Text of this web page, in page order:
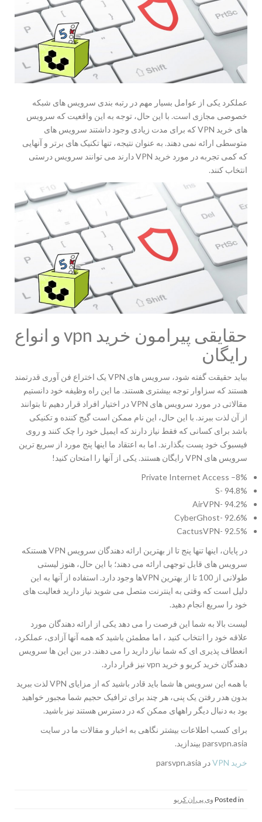
عملکرد یکی از عوامل بسیار مهم در رتبه بندی سرویس های شبکه
خصوصی مجازی است. با این حال، توجه به این واقعیت که سرویس
های خرید VPN که برای مدت زیادی وجود داشتند سرویس های
متوسطی ارائه نمی دهند. به عنوان نتیجه، تنها تکنیک های برتر و آنهایی
که کمی تجربه در مورد خرید VPN دارند می توانند سرویس درستی
انتخاب کنند.
حقایقی پیرامون خرید vpn و انواع
رایگان
بباید حقیقت گفته شود، سرویس های VPN یک اختراع فن آوری قدرتمند
هستند که سزاوار توجه بیشتری هستند. ما این راه وظیفه خود دانستیم
مقالاتی در مورد سرویس های VPN در اختیار افراد قرار دهیم تا بتوانند
از آن لذت ببرند. با این حال، این نام ممکن است گیج کننده و تکنیکی
باشد برای کسانی که فقط نیاز دارند که ایمیل خود را چک کنند و روی
فیسبوک خود پست بگذارند. اما به اعتقاد ما اینها پنج مورد از سریع ترین
سرویس های VPN رایگان هستند. یکی از آنها را امتحان کنید!
Private Internet Access –8%
S- 94.8%
AirVPN- 94.2%
CyberGhost- 92.6%
CactusVPN- 92.5%
در پایان، اینها تنها پنج تا از بهترین ارائه دهندگان سرویس VPN هستنکه
سرویس های قابل توجهی ارائه می دهند؛ با این حال، هنوز لیستی
طولانی از 100 تا از بهترین VPNها وجود دارد. استفاده از آنها به این
دلیل است که وقتی به اینترنت متصل می شوید نیاز دارید فعالیت های
خود را سریع انجام دهید.
لیست بالا به شما این فرصت را می دهد یکی از ارائه دهندگان مورد
علاقه خود را انتخاب کنید ، اما مطمئن باشید که همه آنها آزادی، عملکرد،
انعطاف پذیری ای که شما نیاز دارید را می دهند. در بین این ها سرویس
دهندگان خرید کریو و خرید vpn نیز قرار دارد.
با همه این سرویس ها شما باید قادر باشید که از مزایای VPN لذت ببرید
بدون هدر رفتن یک پنی، هر چند برای ترافیک حجیم شما مجبور خواهید
بود به دنبال دیگر راههای ممکن که در دسترس هستند نیز باشید.
برای کسب اطلاعات بیشتر نگاهی به اخبار و مقالات ما در سایت
parsvpn.asia بیندازید.
خرید VPN
در parsvpn.asia
Posted in وی پی ان کریو